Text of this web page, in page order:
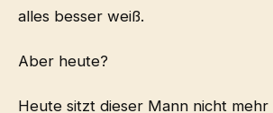
alles besser weiß.
Aber heute?
Heute sitzt dieser Mann nicht